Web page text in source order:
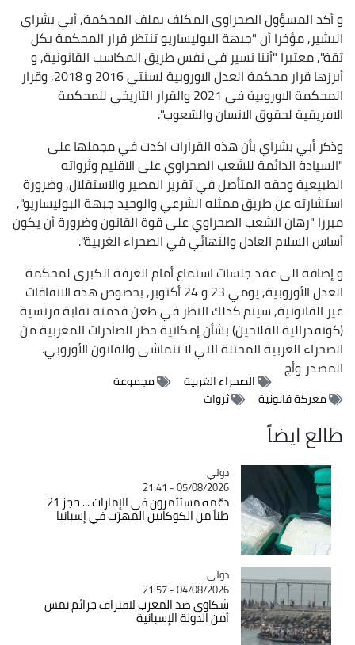
و أكد المسؤول الصحراوي المكلف بملف المحكمة, أبي بشراي
البشير, مؤخرا أن "جبهة البوليساريو تنتظر قرار المحكمة بكل
ثقة", معتبرا "أننا نسير في نفس طريق المكاسب القانونية, و
أبرزها قرار محكمة العدل الاوروبية لسنتي 2016 و 2018, وقرار
المحكمة الاوروبية في 2021 والقرار التاريخي للمحكمة
الافريقية لحقوق الانسان والشعوب".
وذكر أبي بشراي بأن هذه القرارات اكدت في مجملها على
"السيادة الدائمة للشعب الصحراوي على الاقليم وثرواته
الطبيعية وحقه المتأصل في تقرير المصير والاستقلال, وضرورة
استشارته عن طريق ممثله الشرعي والوحيد جبهة البوليساريو",
مبرزا "رهان الشعب الصحراوي على قوة القانون وضرورة أن يكون
أساس السلام العادل والنهائي في الصحراء الغربية".
و إضافة الى عقد جلسات استماع أمام الغرفة الكبرى لمحكمة
العدل الأوروبية, يومي 23 و 24 أكتوبر, بخصوص هذه الاتفاقات
غير القانونية, سيتم كذلك النظر في طعن قدمته نقابة فرنسية
(كونفدرالية الفلاحين) بشأن إمكانية حظر الصادرات المغربية من
الصحراء الغربية المحتلة التي لا تتماشى والقانون الأوروبي.
المصدروأج
الصحراء الغربية
مجموعة
معركة قانونية
ثروات
طالع ايضاً
Catégorie
دولي
05/08/2026 - 21:41
دعّمه مستثمرون في الإمارات ... حجز 21
طناً من الكوكايين المهرّب في إسبانيا
Catégorie
دولي
04/08/2026 - 21:57
شكاوى ضد المغرب لاقتراف جرائم تمس
أمن الدولة الإسبانية